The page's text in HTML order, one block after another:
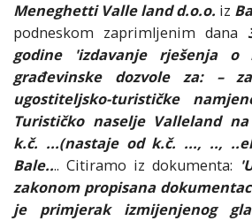
Meneghetti Valle land d.o.o. iz
podneskom zaprimljenim dana
godine
'izdavanje rješenja
građevinske dozvole za: –
ugostiteljsko-turističke
Turističko naselje Valleland
k.č. ...(nastaje od k.č. ..., ..,
Bale.... Citiramo iz dokumenta:
zakonom propisana
je primjerak izmijenjenog